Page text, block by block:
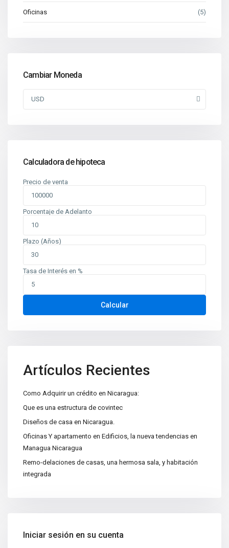
Oficinas (5)
Cambiar Moneda
USD
Calculadora de hipoteca
Precio de venta
Porcentaje de Adelanto
Plazo (Años)
Tasa de Interés en %
Calcular
Artículos Recientes
Como Adquirir un crédito en Nicaragua:
Que es una estructura de covintec
Diseños de casa en Nicaragua.
Oficinas Y apartamento en Edificios, la nueva tendencias en
Managua Nicaragua
Remo-delaciones de casas, una hermosa sala, y habitación
integrada
Iniciar sesión en su cuenta